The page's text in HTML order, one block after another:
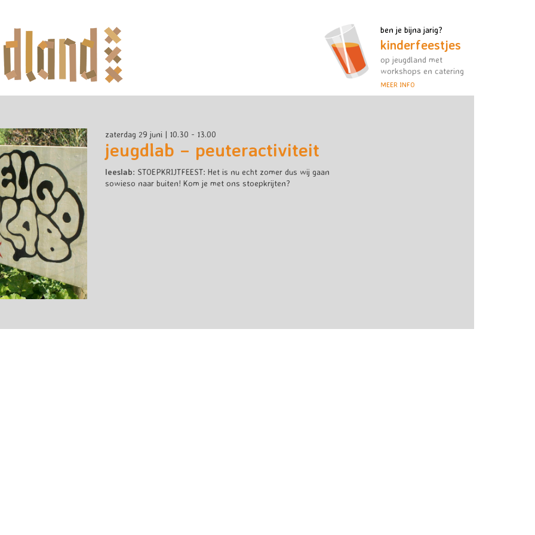
ben je bijna jarig?
kinderfeestjes
op jeugdland met
workshops en catering
MEER INFO
zaterdag 29 juni | 10.30 - 13.00
jeugdlab – peuteractiviteit
leeslab: STOEPKRIJTFEEST: Het is nu echt zomer dus wij gaan
sowieso naar buiten! Kom je met ons stoepkrijten?